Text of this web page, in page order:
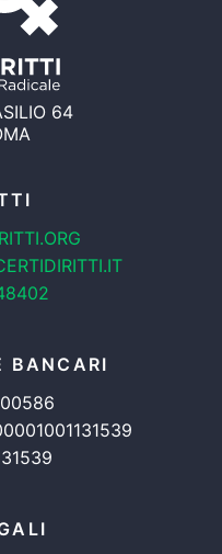
64
BANCARI